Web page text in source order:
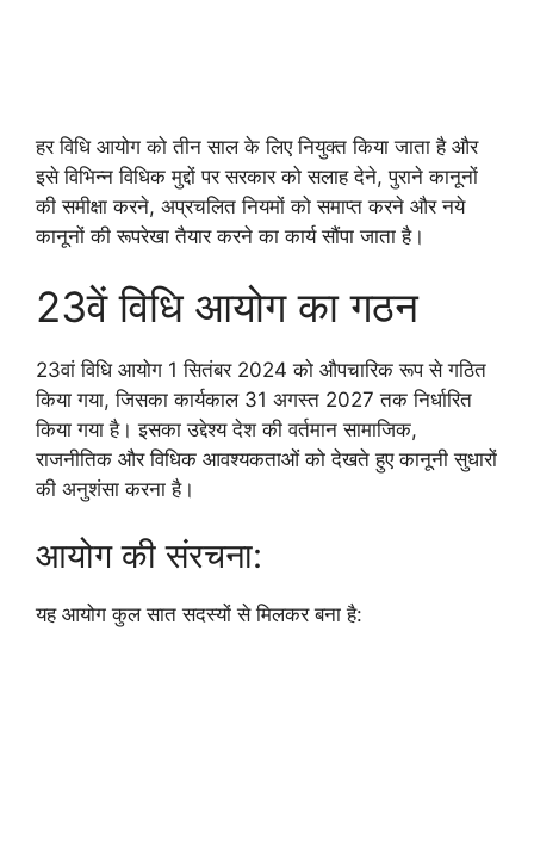
हर विधि आयोग को तीन साल के लिए नियुक्त किया जाता है और
इसे विभिन्न विधिक मुद्दों पर सरकार को सलाह देने, पुराने कानूनों
की समीक्षा करने, अप्रचलित नियमों को समाप्त करने और नये
कानूनों की रूपरेखा तैयार करने का कार्य सौंपा जाता है।
23वें विधि आयोग का गठन
23वां विधि आयोग 1 सितंबर 2024 को औपचारिक रूप से गठित
किया गया, जिसका कार्यकाल 31 अगस्त 2027 तक निर्धारित
किया गया है। इसका उद्देश्य देश की वर्तमान सामाजिक,
राजनीतिक और विधिक आवश्यकताओं को देखते हुए कानूनी सुधारों
की अनुशंसा करना है।
आयोग की संरचना:
यह आयोग कुल सात सदस्यों से मिलकर बना है: